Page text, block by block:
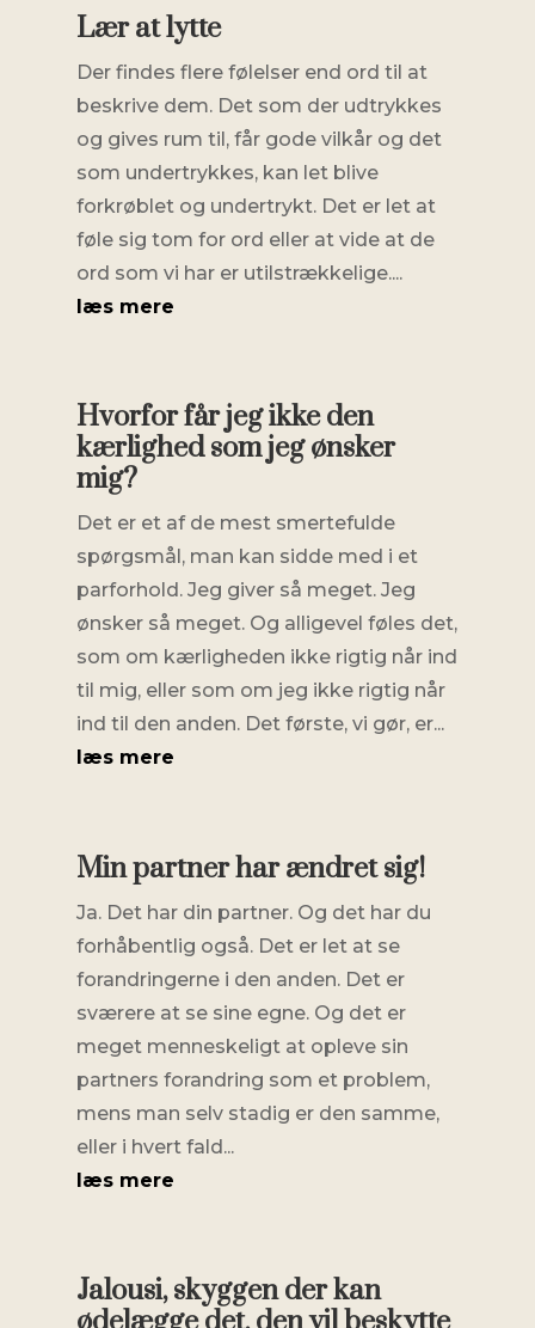
Lær at lytte
Der findes flere følelser end ord til at
beskrive dem. Det som der udtrykkes
og gives rum til, får gode vilkår og det
som undertrykkes, kan let blive
forkrøblet og undertrykt. Det er let at
føle sig tom for ord eller at vide at de
ord som vi har er utilstrækkelige....
læs mere
Hvorfor får jeg ikke den
kærlighed som jeg ønsker
mig?
Det er et af de mest smertefulde
spørgsmål, man kan sidde med i et
parforhold. Jeg giver så meget. Jeg
ønsker så meget. Og alligevel føles det,
som om kærligheden ikke rigtig når ind
til mig, eller som om jeg ikke rigtig når
ind til den anden. Det første, vi gør, er...
læs mere
Min partner har ændret sig!
Ja. Det har din partner. Og det har du
forhåbentlig også. Det er let at se
forandringerne i den anden. Det er
sværere at se sine egne. Og det er
meget menneskeligt at opleve sin
partners forandring som et problem,
mens man selv stadig er den samme,
eller i hvert fald...
læs mere
Jalousi, skyggen der kan